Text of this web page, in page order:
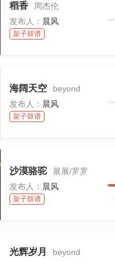
稻香
周杰伦
发布人： 晨风
架子鼓谱
海阔天空
beyond
发布人： 晨风
架子鼓谱
沙漠骆驼
展展/罗罗
发布人： 晨风
架子鼓谱
光辉岁月
beyond